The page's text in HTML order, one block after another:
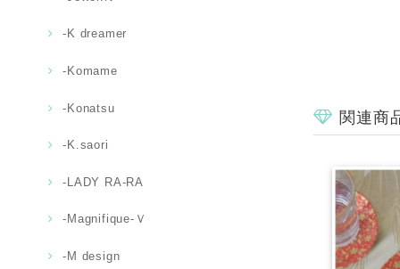
-K dreamer
-Komame
-Konatsu
-K.saori
-LADY RA-RA
-Magnifique-Ｖ
-M design
関連商